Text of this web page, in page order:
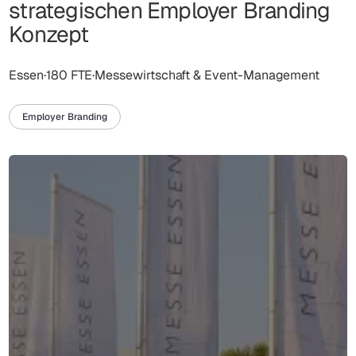
Brechen von Sprachbarrieren zu helfen und ist seit
2020 zudem als Bildungsträger für internationale
Gesundheitsfachkräfte zertifiziert.
strategischen Employer Branding
Konzept
Essen·180 FTE·Messewirtschaft & Event-Management
Employer Branding